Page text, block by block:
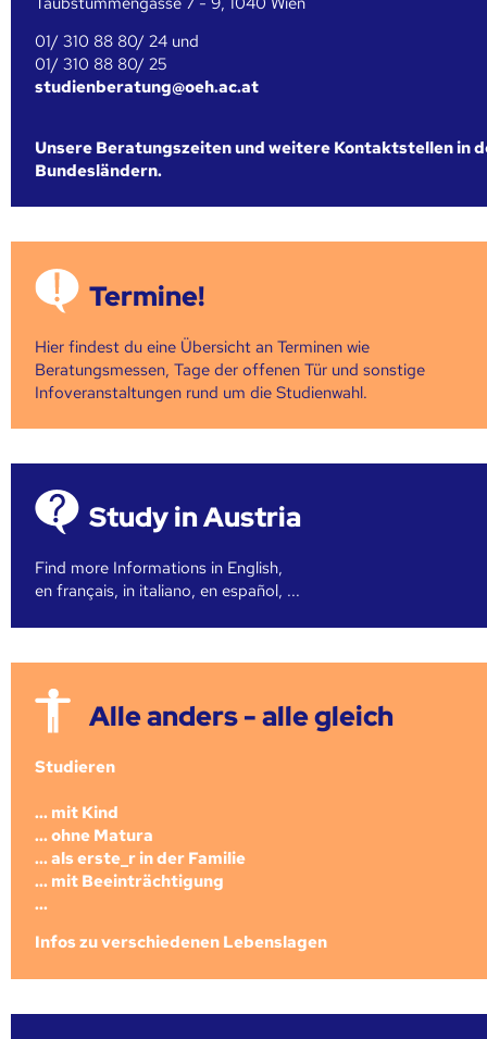
01/ 310 88 80/ 24 und
01/ 310 88 80/ 25
studienberatung@oeh.ac.at
Unsere Beratungszeiten und weitere Kontaktstellen in
Bundesländern.
Termine!
Hier findest du eine Übersicht an Terminen wie
Beratungsmessen, Tage der offenen Tür und sonstige
Infoveranstaltungen rund um die Studienwahl.
Study in Austria
Find more Informations in English,
en français, in italiano, en español, ...
Alle anders - alle gleich
Studieren
... mit Kind
... ohne Matura
... als erste_r in der Familie
... mit Beeinträchtigung
...
Infos zu verschiedenen Lebenslagen